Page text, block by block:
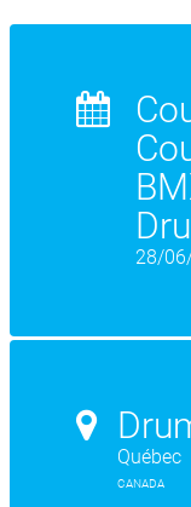
28/
Québec
CANADA